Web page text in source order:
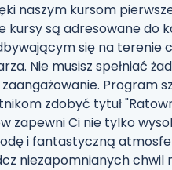
naszym kursom
kursy są adresowane do
się na terenie
Nie musisz spełniać
Program
zdobyć tytuł
zapewni Ci nie tylko
i fantastyczną
niezapomnianych chwil